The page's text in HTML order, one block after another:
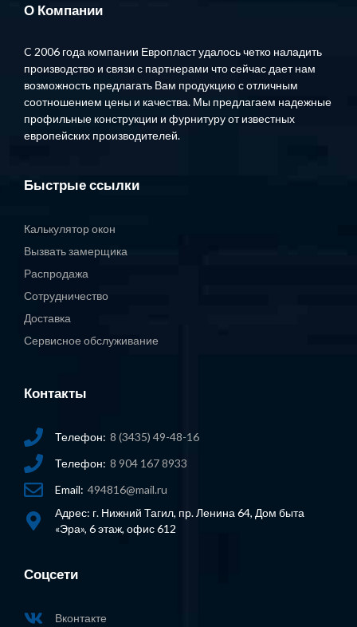
О Компании
C 2006 года компании Европласт удалось четко наладить
производство и связи с партнерами что сейчас дает нам
возможность предлагать Вам продукцию с отличным
соотношением цены и качества. Мы предлагаем надежные
профильные конструкции и фурнитуру от известных
европейских производителей.
Контакты
Телефон: 8 (3435) 49-48-16
Телефон: 8 904 167 8933
Email: 494816@mail.ru
Адрес: г. Нижний Тагил, пр. Ленина 64, Дом быта
«Эра», 6 этаж, офис 612
Соцсети
Вконтакте
Быстрые ссылки
Калькулятор окон
Вызвать замерщика
Распродажа
Сотрудничество
Доставка
Сервисное обслуживание